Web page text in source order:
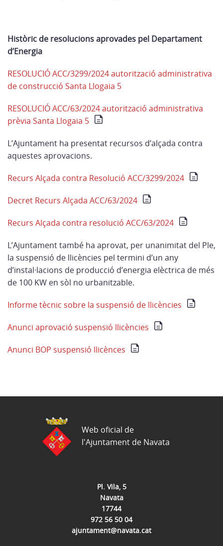
Històric de resolucions aprovades pel Departament
d’Energia
RESOLUCIÓ ACC/3299/2024 autorització administrativa
de construcció Santa Llogaia 5
RESOLUCIÓ ACC/63/2024 autorització administrativa
prèvia Santa Llogaia 5
L’Ajuntament ha presentat recursos d’alçada contra
aquestes aprovacions.
Recurs Alçada contra Resolució ACC/3299/2024
Decret Recurs Alçada ACC/63/2024
Recurs Alçada contra resolució ACC/63/2024
L’Ajuntament també ha aprovat, per unanimitat del Ple,
la suspensió de llicències pel termini d’un any
d’instal·lacions de producció d’energia elèctrica de més
de 100 KW en sòl no urbanitzable.
Informe tècnic sobre la suspensió de llicències
Anunci aprovació suspensió llicències
Anunci BOP suspensió llicènces
Pl. Vila, 5
Navata
17744
972 56 50 04
ajuntament@navata.cat
Web oficial de
l'Ajuntament de Navata